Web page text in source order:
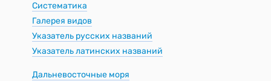
Систематика
Галерея видов
Указатель русских названий
Указатель латинских названий
Дальневосточные моря